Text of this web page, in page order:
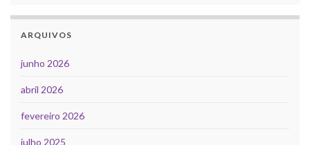
ARQUIVOS
junho 2026
abril 2026
fevereiro 2026
julho 2025